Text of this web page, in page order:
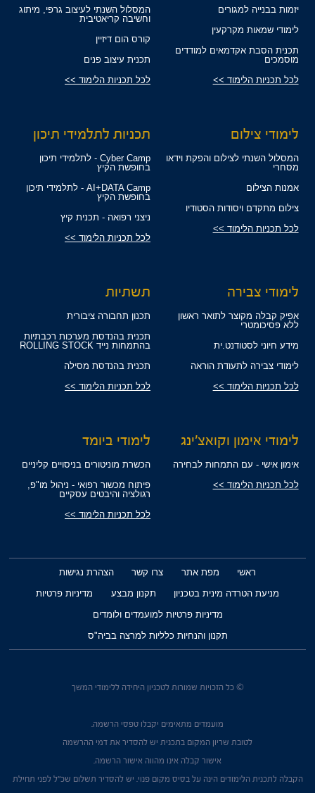
יזמות בבנייה למגורים
לימודי שמאות מקרקעין
תכנית הסבת אקדמאים למודדים
מוסמכים
לכל תכניות הלימוד >>
המסלול השנתי לעיצוב גרפי, מיתוג
וחשיבה קריאטיבית
קורס הום דיזיין
תכנית עיצוב פנים
לכל תכניות הלימוד >>
לימודי צילום
המסלול השנתי לצילום והפקת וידאו
מסחרי
אמנות הצילום
צילום מתקדם ויסודות הסטודיו
לכל תכניות הלימוד >>
תכניות לתלמידי תיכון
Cyber Camp - לתלמידי תיכון
בחופשת הקיץ
AI+DATA Camp - לתלמידי תיכון
בחופשת הקיץ
ניצני רפואה - תכנית קיץ
לכל תכניות הלימוד >>
לימודי צבירה
אפיק קבלה מקוצר לתואר ראשון
ללא פסיכומטרי
מידע חיוני לסטודנט.ית
לימודי צבירה לתעודת הוראה
לכל תכניות הלימוד >>
תשתיות
תכנון תחבורה ציבורית
תכנית בהנדסת מערכות רכבתיות
בהתמחות נייד ROLLING STOCK
תכנית בהנדסת מסילה
לכל תכניות הלימוד >>
לימודי אימון וקואצ'ינג
אימון אישי - עם התמחות לבחירה
לכל תכניות הלימוד >>
לימודי ביומד
הכשרת מוניטורים בניסויים קליניים
פיתוח מכשור רפואי - ניהול מו"פ,
רגולציה והיבטים עסקיים
לכל תכניות הלימוד >>
ראשי מפת אתר צרו קשר
הצהרת נגישות
מניעת הטרדה מינית בטכניון
תקנון מבצע
מדיניות פרטיות
מדיניות פרטיות למועמדים ולומדים
תקנון והנחיות כלליות למרצה בביה"ס
© כל הזכויות שמורות לטכניון היחידה ללימודי המשך
מועמדים מתאימים יקבלו טפסי הרשמה.
לטובת שריון המקום בתכנית יש להסדיר את דמי ההרשמה
אישור קבלה אינו מהווה אישור הרשמה.
הקבלה לתכנית הלימודים הינה על בסיס מקום פנוי. יש להסדיר תשלום שכ"ל לפני תחילת